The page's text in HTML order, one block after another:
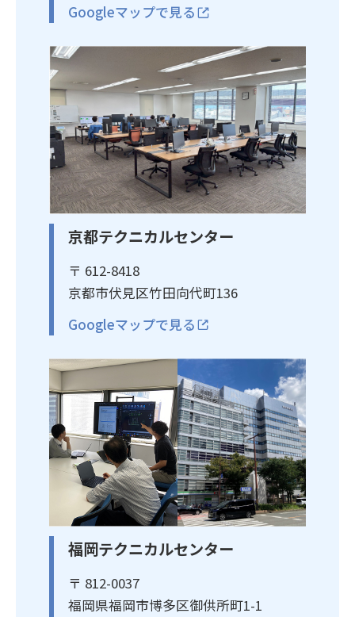
Googleマップで見る
京都テクニカルセンター
〒 612-8418
京都市伏見区竹田向代町136
Googleマップで見る
福岡テクニカルセンター
〒 812-0037
福岡県福岡市博多区御供所町1-1